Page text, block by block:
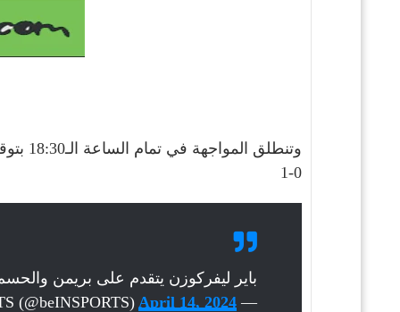
وتنطلق المواجهة في تمام الساعة الـ18:30 بتوقيت السّعودية والـ17:30 بتوقيت مصر والـ19:30 بتوقيت الإمارات
1-0
باير ليفركوزن يتقدم على بريمن
— beIN SPORTS (@beINSPORTS)
April 14, 2024